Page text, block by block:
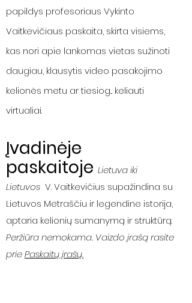
papildys profesoriaus Vykinto
Vaitkevičiaus paskaita, skirta visiems,
kas nori apie lankomas vietas sužinoti
daugiau, klausytis video pasakojimo
kelionės metu ar tiesiog... keliauti
virtualiai.
Įvadinėje
paskaitoje Lietuva iki
Lietuvos V. Vaitkevičius supažindina su
Lietuvos Metraščiu ir legendine istorija,
aptaria kelionių sumanymą ir struktūrą.
Peržiūra nemokama. Vaizdo įrašą rasite
priePaskaitų įrašų.